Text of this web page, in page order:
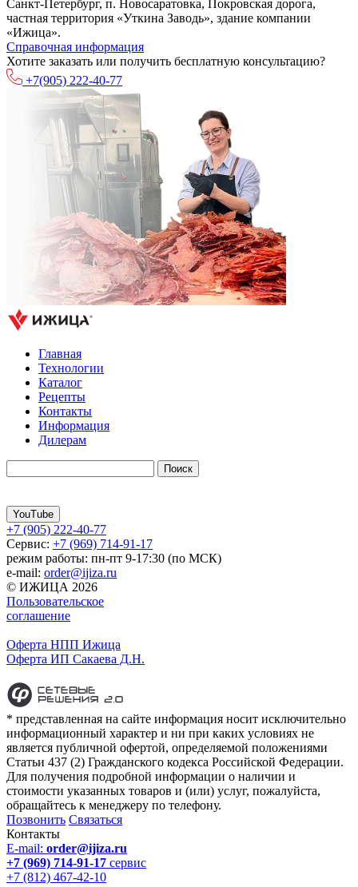
Санкт-Петербург, п. Новосаратовка, Покровская дорога,
частная территория «Уткина Заводь», здание компании
«Ижица».
Справочная информация
Хотите заказать или получить бесплатную консультацию?
+7(905) 222-40-77
Главная
Технологии
Каталог
Рецепты
Контакты
Информация
Дилерам
YouTube
+7 (905) 222-40-77
Сервис: +7 (969) 714-91-17
режим работы: пн-пт 9-17:30 (по МСК)
e-mail: order@ijiza.ru
© ИЖИЦА 2026
Пользовательское
соглашение
Оферта НПП Ижица
Оферта ИП Сакаева Д.Н.
* представленная на сайте информация носит исключительно
информационный характер и ни при каких условиях не
является публичной офертой, определяемой положениями
Статьи 437 (2) Гражданского кодекса Российской Федерации.
Для получения подробной информации о наличии и
стоимости указанных товаров и (или) услуг, пожалуйста,
обращайтесь к менеджеру по телефону.
Позвонить Связаться
Контакты
E-mail: order@ijiza.ru
+7 (969) 714-91-17 cервис
+7 (812) 467-42-10